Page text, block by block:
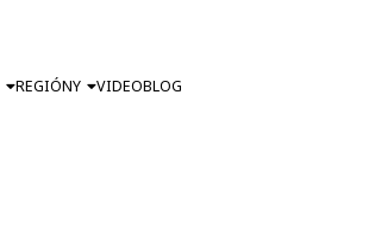
REGIÓNY VIDEOBLOG